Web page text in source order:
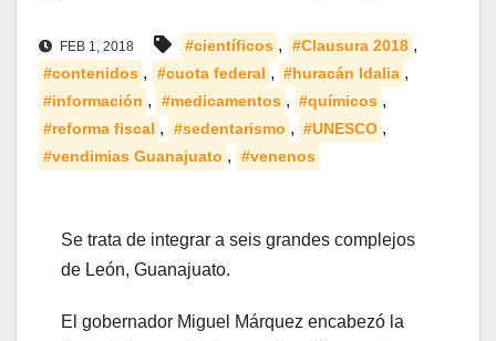
FEB 1, 2018 #científicos , #Clausura 2018 ,
#contenidos , #cuota federal , #huracán Idalia ,
#información , #medicamentos , #químicos ,
#reforma fiscal , #sedentarismo , #UNESCO ,
#vendimias Guanajuato , #venenos
Se trata de integrar a seis grandes complejos
de León, Guanajuato.
El gobernador Miguel Márquez encabezó la